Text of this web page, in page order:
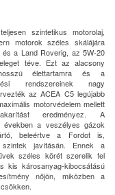
szintetikus motorolaj,
motorok széles skálájára
a Land Roverig, az 5W-20
téve. Ezt az alacsony
élettartamra és a
rendszereinek nagy
az ACEA C5 legújabb
motorvédelem mellett
eredményez. A
években a veszélyes gázok
beleértve a Fordot is,
szintek javításán. Ennek a
széles körét szerelik fel
kis károsanyag-kibocsátású
nőjön, miközben a